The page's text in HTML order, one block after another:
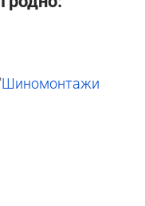
Шиномонтажи